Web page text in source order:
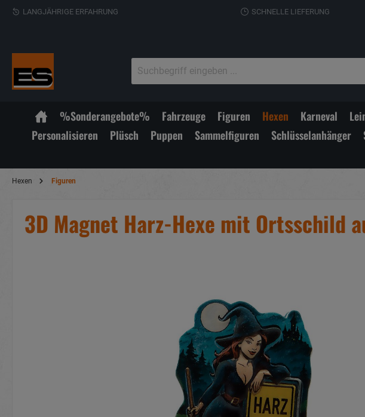
LANGJÄHRIGE ERFAHRUNG SCHNELLE LIEFERUNG
%Sonderangebote% Fahrzeuge Figuren Hexen Karneval
Personalisieren
Plüsch Puppen Sammelfiguren Schlüsselanhänger
Hexen Figuren
3D Magnet Harz-Hexe mit Ortsschild